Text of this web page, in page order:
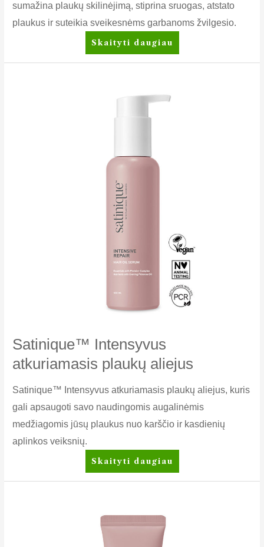
sumažina plaukų skilinėjimą, stiprina sruogas, atstato
plaukus ir suteikia sveikesnėms garbanoms žvilgesio.
Satinique™
intensyvi
priežiūros
Skaityti daugiau
Satinique™ Intensyvus
atkuriamasis plaukų aliejus
Satinique™ Intensyvus atkuriamasis plaukų aliejus, kuris
gali apsaugoti savo naudingomis augalinėmis
medžiagomis jūsų plaukus nuo karščio ir kasdienių
aplinkos veiksnių.
Satinique™
Intensyvus
aliejus
Skaityti daugiau